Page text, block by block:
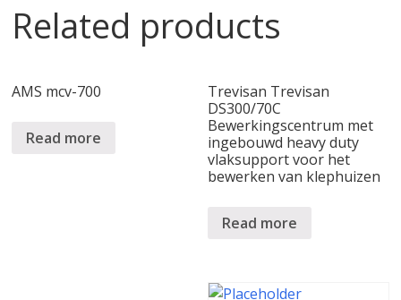
Related products
AMS mcv-700
Read more
Trevisan Trevisan
DS300/70C
Bewerkingscentrum met
ingebouwd heavy duty
vlaksupport voor het
bewerken van klephuizen
Read more